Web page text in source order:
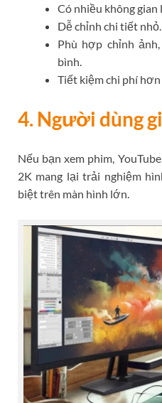
Có nhiều không gian
Dễ chỉnh chi tiết nhỏ.
Phù hợp chỉnh
bình.
Tiết kiệm chi phí hơn
4. Người dùng
Nếu bạn xem phim,
2K mang lại trải nghiệm
biệt trên màn hình lớn.